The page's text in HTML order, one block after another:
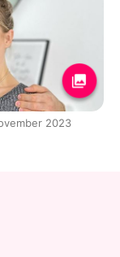
2023